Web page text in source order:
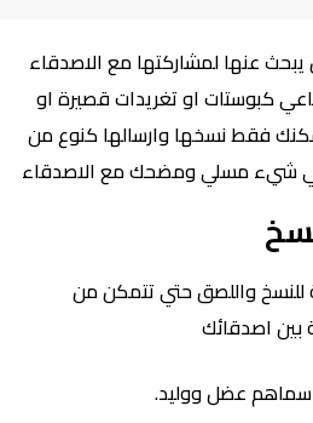
عنها لمشاركتها مع الاصدقاء
كبوستات او تغريدات قصيرة او
فقط نسخها وارسالها كنوع من
في شيء مسلي ومضحك مع الاصدقاء
للنسخ واللصق حتي تتمكن من
بين اصدقائك
عضل ووليد.